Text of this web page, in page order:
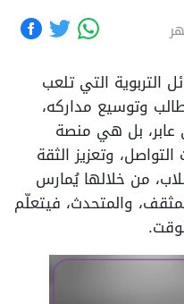
التربوية التي تلعب
وتوسيع مداركه،
بل هي منصة
وتعزيز الثقة
من خلالها يُمارس
والمتحدث، فيتعلّم